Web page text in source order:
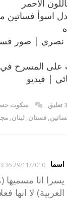
الاحمر
اسوأ فساتين
نصري | صور
المسرح في
| فيديو
3 تعليق
سكوت
,فستان, لبنان,
اسما
29/11/2010 13:36
يسرا انا مسميها
العربية) لا انها